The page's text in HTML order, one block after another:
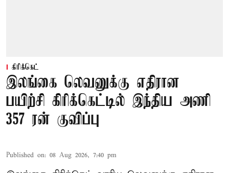
கிரிக்கெட்
இலங்கை லெவனுக்கு எதிரான
பயிற்சி கிரிக்கெட்டில் இந்திய அணி
357 ரன் குவிப்பு
Published on: 08 Aug 2026, 7:40 pm